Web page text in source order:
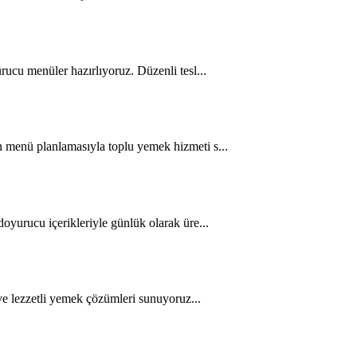
menüler hazırlıyoruz. Düzenli tesl...
planlamasıyla toplu yemek hizmeti s...
içerikleriyle günlük olarak üre...
lezzetli yemek çözümleri sunuyoruz...